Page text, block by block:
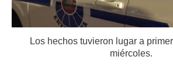
Los hechos tuvieron lugar a
miércoles.